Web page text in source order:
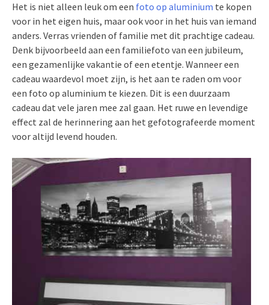
Het is niet alleen leuk om een foto op aluminium te kopen
voor in het eigen huis, maar ook voor in het huis van iemand
anders. Verras vrienden of familie met dit prachtige cadeau.
Denk bijvoorbeeld aan een familiefoto van een jubileum,
een gezamenlijke vakantie of een etentje. Wanneer een
cadeau waardevol moet zijn, is het aan te raden om voor
een foto op aluminium te kiezen. Dit is een duurzaam
cadeau dat vele jaren mee zal gaan. Het ruwe en levendige
effect zal de herinnering aan het gefotografeerde moment
voor altijd levend houden.